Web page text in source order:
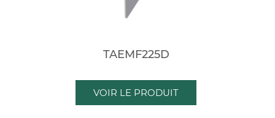
TAEMF225D
VOIR LE PRODUIT